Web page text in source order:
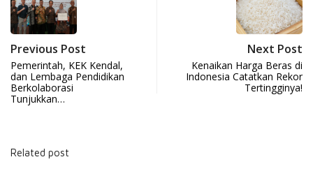
Previous Post
Pemerintah, KEK Kendal,
dan Lembaga Pendidikan
Berkolaborasi
Tunjukkan…
Next Post
Kenaikan Harga Beras di
Indonesia Catatkan Rekor
Tertingginya!
Related post